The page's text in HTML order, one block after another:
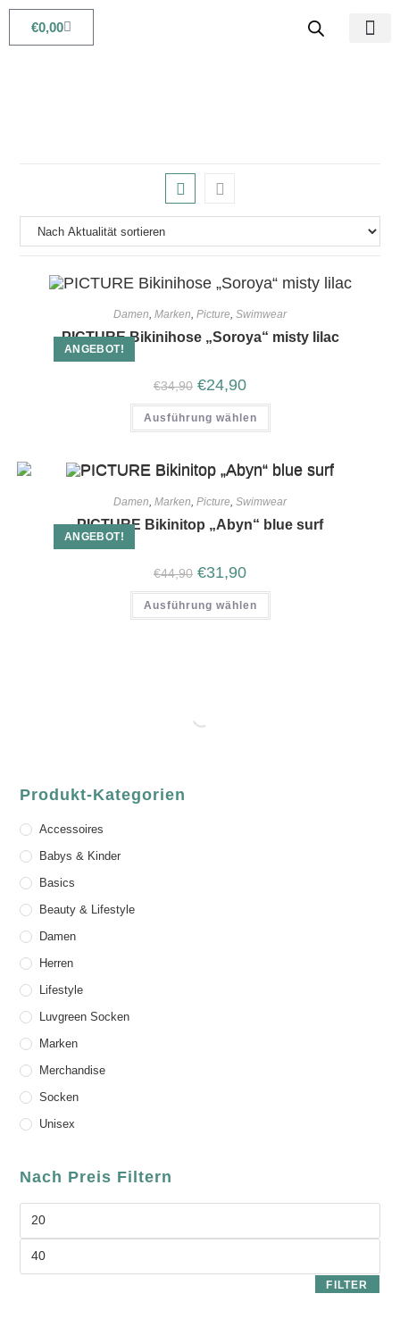
€0,00
ANGEBOT!
Damen, Marken, Picture, Swimwear
PICTURE Bikinihose „Soroya“ misty lilac
€34,90 €24,90
Ausführung wählen
ANGEBOT!
Damen, Marken, Picture, Swimwear
PICTURE Bikinitop „Abyn“ blue surf
€44,90 €31,90
Ausführung wählen
Produkt-Kategorien
Accessoires
Babys & Kinder
Basics
Beauty & Lifestyle
Damen
Herren
Lifestyle
Luvgreen Socken
Marken
Merchandise
Socken
Unisex
Nach Preis Filtern
FILTER